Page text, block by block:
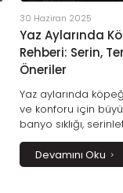
30 Haziran 2025
Yaz Aylarında
Rehberi: Serin,
Öneriler
Yaz aylarında
ve konforu için
banyo sıklığı,
edilmesi gereken
yaz sıcaklarında
Devamını Oku